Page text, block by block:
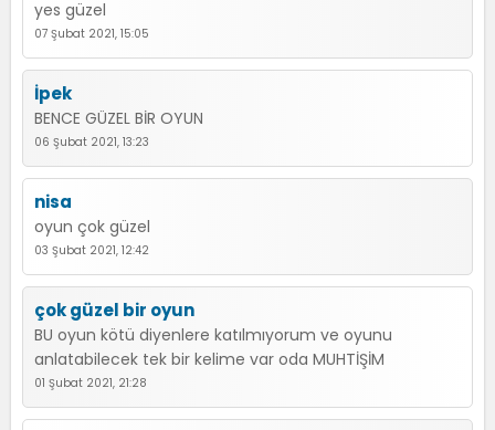
yes güzel
07 Şubat 2021, 15:05
İpek
BENCE GÜZEL BİR OYUN
06 Şubat 2021, 13:23
nisa
oyun çok güzel
03 Şubat 2021, 12:42
çok güzel bir oyun
BU oyun kötü diyenlere katılmıyorum ve oyunu
anlatabilecek tek bir kelime var oda MUHTİŞİM
01 Şubat 2021, 21:28